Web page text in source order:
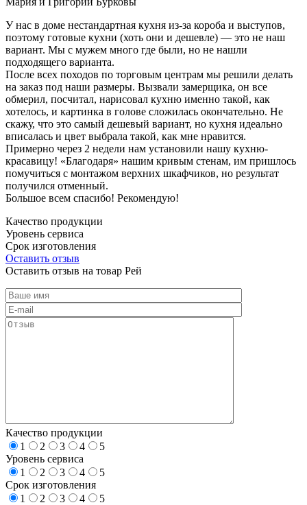
У нас в доме нестандартная кухня из-за короба и выступов,
поэтому готовые кухни (хоть они и дешевле) — это не наш
вариант. Мы с мужем много где были, но не нашли
подходящего варианта.
После всех походов по торговым центрам мы решили делать
на заказ под наши размеры. Вызвали замерщика, он все
обмерил, посчитал, нарисовал кухню именно такой, как
хотелось, и картинка в голове сложилась окончательно. Не
скажу, что это самый дешевый вариант, но кухня идеально
вписалась и цвет выбрала такой, как мне нравится.
Примерно через 2 недели нам установили нашу кухню-
красавицу! «Благодаря» нашим кривым стенам, им пришлось
помучиться с монтажом верхних шкафчиков, но результат
получился отменный.
Большое всем спасибо! Рекомендую!
Качество продукции
Уровень сервиса
Срок изготовления
Оставить отзыв
Оставить отзыв на товар Рей
Качество продукции
1
2 3 4
5
Уровень сервиса
1
2 3 4
5
Срок изготовления
1
2 3 4
5